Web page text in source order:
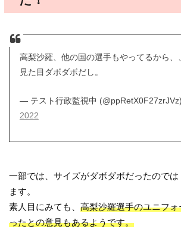
高梨沙羅、他の国の選手もやってるから、
見た目ダボダボだし。
— テスト行政監視中 (@ppRetX0F27zrJVz)
2022
一部では、サイズがダボダボだったので
ます。
素人目にみても、高梨沙羅選手のユニフ
ったとの意見もあるようです。